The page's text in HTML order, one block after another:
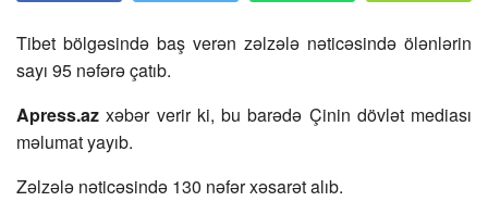
Tibet bölgəsində baş verən zəlzələ nəticəsində ölənlərin
sayı 95 nəfərə çatıb.
Apress.azxəbər verir ki, bu barədə Çinin dövlət mediası
məlumat yayıb.
Zəlzələ nəticəsində 130 nəfər xəsarət alıb.